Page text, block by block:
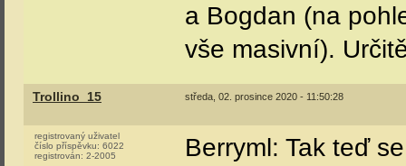
a Bogdan (na
vše masivní).
Trollino_15 středa, 02. prosince 2020 - 11:50:28
registrovaný uživatel
číslo příspěvku: 6022
registrován: 2-2005
Berryml: Tak teď